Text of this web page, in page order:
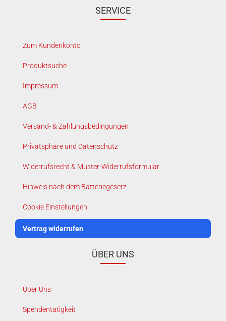
SERVICE
Zum Kundenkonto
Produktsuche
Impressum
AGB
Versand- & Zahlungsbedingungen
Privatsphäre und Datenschutz
Widerrufsrecht & Muster-Widerrufsformular
Hinweis nach dem Batteriegesetz
Cookie Einstellungen
Vertrag widerrufen
ÜBER UNS
Über Uns
Spendentätigkeit